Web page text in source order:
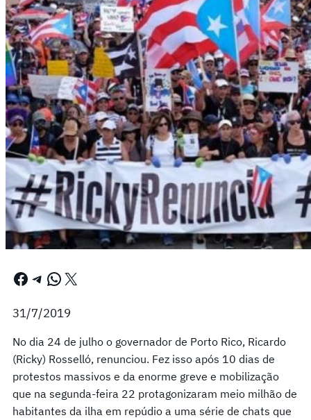
Facebook Telegram WhatsApp X
31/7/2019
No dia 24 de julho o governador de Porto Rico, Ricardo
(Ricky) Rosselló, renunciou. Fez isso após 10 dias de
protestos massivos e da enorme greve e mobilização
que na segunda-feira 22 protagonizaram meio milhão de
habitantes da ilha em repúdio a uma série de chats que